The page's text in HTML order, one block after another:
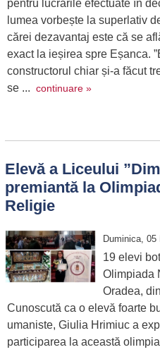
pentru lucrările efectuate în
lumea vorbește la superlativ
cărei dezavantaj este că se
exact la ieșirea spre Eșanca.
constructorul chiar și-a făcut
se ... continuare »
Elevă a Liceului
premiantă la
Religie
Duminica, 05
19 elevi
Olimpiada
Oradea,
Cunoscută ca o elevă foarte
umaniste, Giulia Hrimiuc a
participarea la această